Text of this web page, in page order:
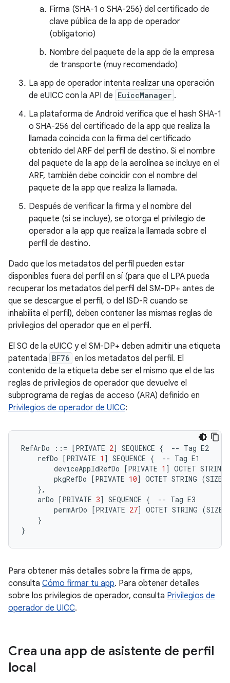
Firma (SHA-1 o SHA-256) del certificado de
clave pública de la app de operador
(obligatorio)
Nombre del paquete de la app de la empresa
de transporte (muy recomendado)
La app de operador intenta realizar una operación
de eUICC con la API de EuiccManager .
La plataforma de Android verifica que el hash SHA-1
o SHA-256 del certificado de la app que realiza la
llamada coincida con la firma del certificado
obtenido del ARF del perfil de destino. Si el nombre
del paquete de la app de la aerolínea se incluye en el
ARF, también debe coincidir con el nombre del
paquete de la app que realiza la llamada.
Después de verificar la firma y el nombre del
paquete (si se incluye), se otorga el privilegio de
operador a la app que realiza la llamada sobre el
perfil de destino.
Dado que los metadatos del perfil pueden estar
disponibles fuera del perfil en sí (para que el LPA pueda
recuperar los metadatos del perfil del SM-DP+ antes de
que se descargue el perfil, o del ISD-R cuando se
inhabilita el perfil), deben contener las mismas reglas de
privilegios del operador que en el perfil.
El SO de la eUICC y el SM-DP+ deben admitir una etiqueta
patentada BF76 en los metadatos del perfil. El
contenido de la etiqueta debe ser el mismo que el de las
reglas de privilegios de operador que devuelve el
subprograma de reglas de acceso (ARA) definido en
Privilegios de operador de UICC:
RefArDo ::= [PRIVATE 2] SEQUENCE { -- Tag E2
refDo [PRIVATE 1 ] SEQUENCE { -- Tag E1
deviceAppIdRefDo [PRIVATE 1 ] OCTET STRING
pkgRefDo [PRIVATE 10] OCTET STRING (SIZE
},
arDo [PRIVATE 3] SEQUENCE { -- Tag E3
permArDo [PRIVATE 27] OCTET STRING (SIZE
}
}
Para obtener más detalles sobre la firma de apps,
consulta Cómo firmar tu app. Para obtener detalles
sobre los privilegios de operador, consulta Privilegios de
operador de UICC.
Crea una app de asistente de perfil
local